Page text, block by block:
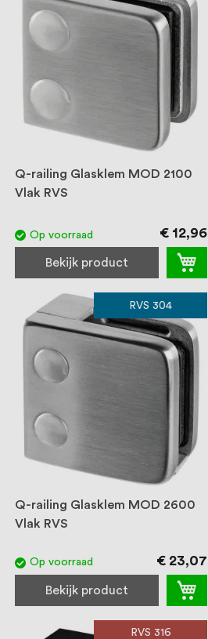
Q-railing Glasklem MOD 2100
Vlak RVS
Op voorraad € 12,96
Bekijk product
RVS 304
Q-railing Glasklem MOD 2600
Vlak RVS
Op voorraad € 23,07
Bekijk product
RVS 316